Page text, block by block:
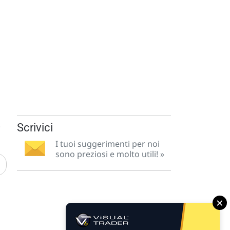
Scrivici
I tuoi suggerimenti per noi
sono preziosi e molto utili! »
×